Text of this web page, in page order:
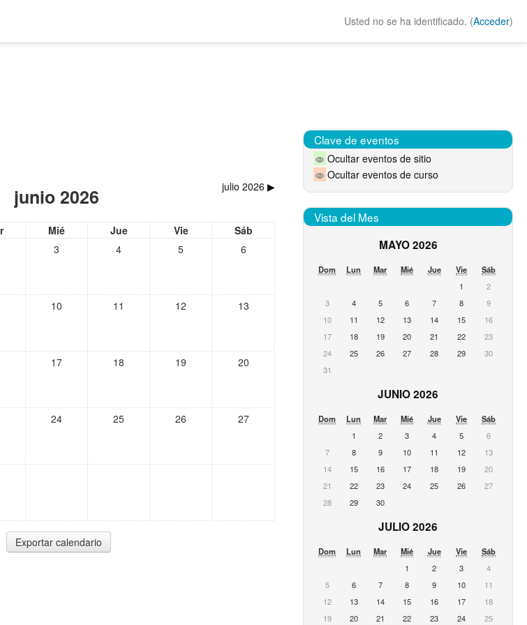
Usted no se ha identificado. (Acceder)
junio 2026 julio 2026 ▶︎
Mié Jue Vie
Sáb
3 4 5 6
10 11 12 13
17 18 19 20
24 25 26 27
Clave de eventos
Ocultar eventos de sitio
Ocultar eventos de curso
Vista del Mes
MAYO 2026
Dom Lun Mar Mié Jue Vie
Sáb
1
2
3
4 5 6 7 8
9
10
11 12 13 14 15
16
17
18 19 20 21 22
23
24
25 26 27 28 29
30
31
JUNIO 2026
Dom Lun Mar Mié Jue Vie
Sáb
1
2 3 4 5
6
7
8 9 10 11 12
13
14
15 16 17 18 19
20
21
22 23 24 25 26
27
28
29 30
JULIO 2026
Dom Lun Mar Mié Jue Vie
Sáb
1
2 3
4
5
6 7 8 9 10
11
12
13 14 15 16 17
18
19
20 21 22 23 24 25